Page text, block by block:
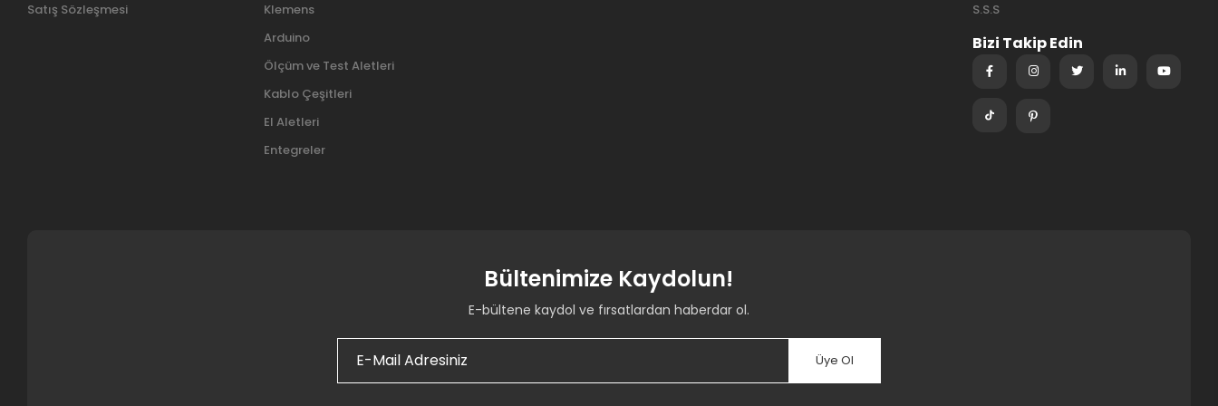
Satış Sözleşmesi
Klemens
Arduino
Ölçüm ve Test Aletleri
Kablo Çeşitleri
El Aletleri
Entegreler
S.S.S
Bizi Takip Edin
Bültenimize Kaydolun!
E-bültene kaydol ve fırsatlardan haberdar ol.
Üye Ol